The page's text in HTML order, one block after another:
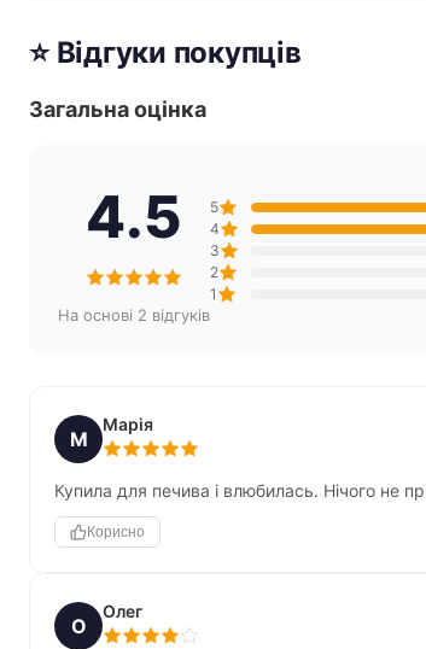
⭐ Відгуки покупців
Загальна оцінка
4.5
На основі 2 відгуків
5
4
3
2
1
М
Марія
Купила для печива і влюбилась. Нічого не
Корисно
О
Олег